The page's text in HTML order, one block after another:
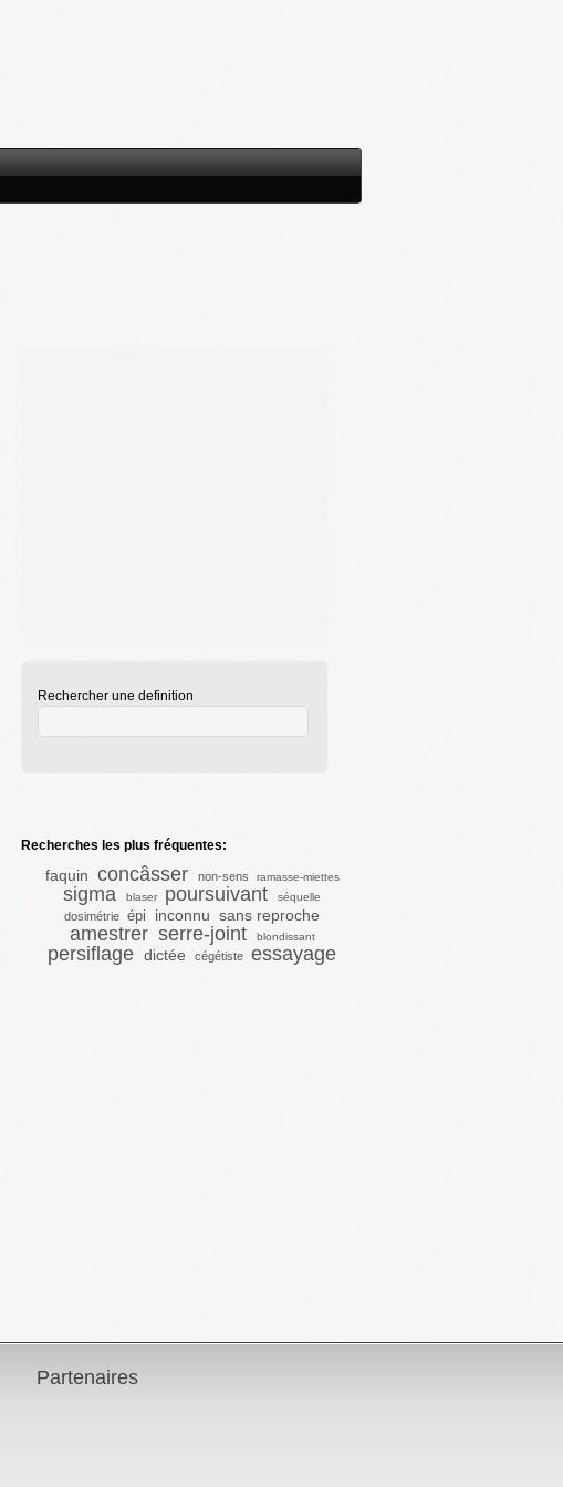
Rechercher une definition
Recherches les plus fréquentes:
faquin concâsser non-sens ramasse-miettes
sigma blaser poursuivant séquelle
dosimétrie épi inconnu sans reproche
amestrer serre-joint blondissant
persiflage dictée cégétiste essayage
Partenaires